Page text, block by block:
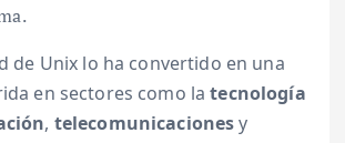
de Unix lo ha convertido en una
en sectores como latecnología
, telecomunicacionesy